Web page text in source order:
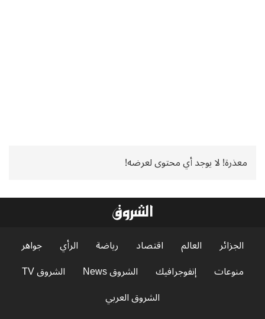
معذرة! لا يوجد أي محتوى لعرضه!
الجزائر العالم اقتصاد رياضة الرأي
جواهر
منوعات
إنفوجرافيك الشروق News
الشروق TV
الشروق العربي